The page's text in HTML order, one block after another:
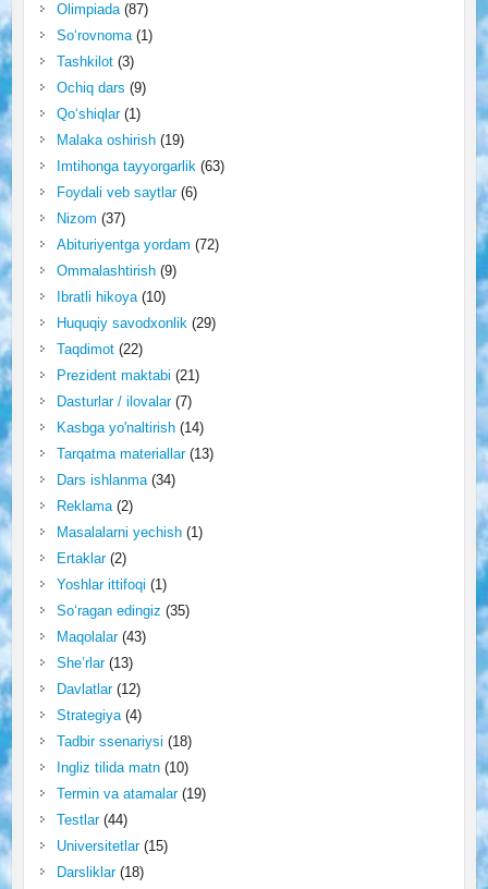
Olimpiada(87)
So‘rovnoma(1)
Tashkilot(3)
Ochiq dars (9)
Qo‘shiqlar(1)
Malaka oshirish(19)
Imtihonga tayyorgarlik(63)
Foydali veb saytlar(6)
Nizom (37)
Abituriyentga yordam (72)
Ommalashtirish(9)
Ibratli hikoya(10)
Huquqiy savodxonlik(29)
Taqdimot(22)
Prezident maktabi (21)
Dasturlar / ilovalar(7)
Kasbga yo'naltirish(14)
Tarqatma materiallar(13)
Dars ishlanma(34)
Reklama(2)
Masalalarni yechish(1)
Ertaklar(2)
Yoshlar ittifoqi (1)
So‘ragan edingiz (35)
Maqolalar(43)
She’rlar(13)
Davlatlar(12)
Strategiya(4)
Tadbir ssenariysi (18)
Ingliz tilida matn(10)
Termin va atamalar(19)
Testlar(44)
Universitetlar(15)
Darsliklar(18)